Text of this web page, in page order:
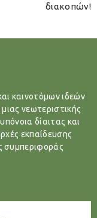
διακοπών!
καινοτόμων ιδεών
νεωτεριστικής
δίαιτας και
εκπαίδευσης
συμπεριφοράς